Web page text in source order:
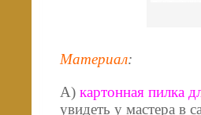
Материал:
А) картонная пилка
увидеть у мастера в